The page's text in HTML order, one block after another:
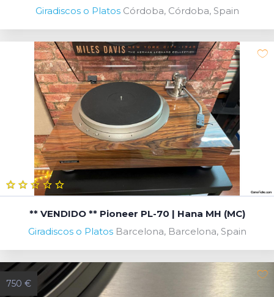
Giradiscos o Platos Córdoba, Córdoba, Spain
** VENDIDO ** Pioneer PL-70 | Hana MH (MC)
Giradiscos o Platos Barcelona, Barcelona, Spain
750 €